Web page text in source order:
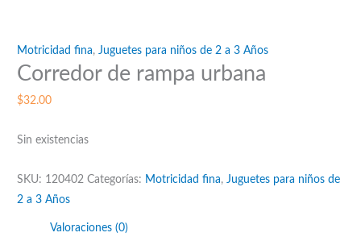
Motricidad fina,Juguetes para niños de 2 a 3 Años
Corredor de rampa urbana
$32.00
Sin existencias
SKU: 120402 Categorías: Motricidad fina,Juguetes para niños de
2 a 3 Años
Valoraciones (0)